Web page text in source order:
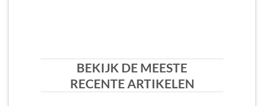
BEKIJK DE MEESTE
RECENTE ARTIKELEN